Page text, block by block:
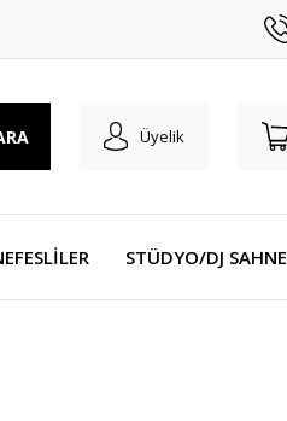
Üyelik
STÜDYO/DJ SAHNE